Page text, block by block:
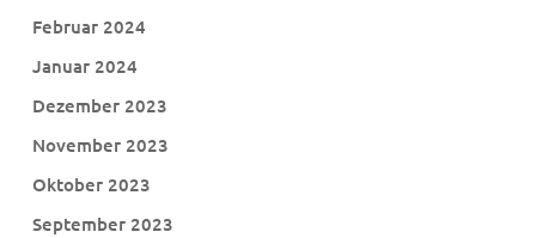
Februar 2024
Januar 2024
Dezember 2023
November 2023
Oktober 2023
September 2023